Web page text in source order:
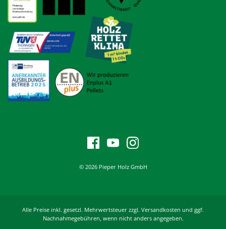
© 2026 Pieper Holz GmbH
Alle Preise inkl. gesetzl. Mehrwertsteuer zzgl. Versandkosten und ggf.
Nachnahmegebühren, wenn nicht anders angegeben.